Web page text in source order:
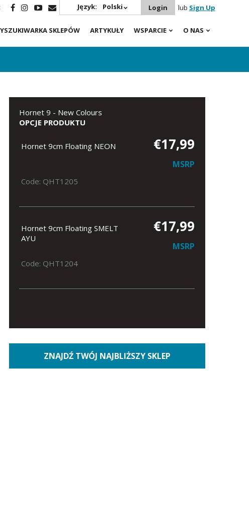
Język: Polski Login lub Sign Up
SKLEPÓW ARTYKUŁY WSPARCIE O NAS
Hornet 9 - New Colours
OPCJE PRODUKTU
Hornet 9cm Floating NEON €17,99
MSRP
Code: QHT1205
Hornet 9cm Floating SMELT
AYU
€17,99
MSRP
Code: QHT1204
ZNAJDŹ TWÓJ NAJBLIŻSZY SKLEP